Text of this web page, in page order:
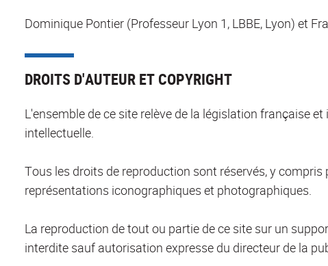
Dominique Pontier (Professeur Lyon 1, LBBE, Lyon) et
DROITS D'AUTEUR ET COPYRIGHT
L'ensemble de ce site relève de la législation française
intellectuelle.
Tous les droits de reproduction sont réservés, y
représentations iconographiques et photographiques.
La reproduction de tout ou partie de ce site sur un
interdite sauf autorisation expresse du directeur de la